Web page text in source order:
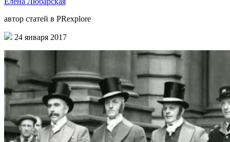
автор статей в PRexplore
24 января 2017